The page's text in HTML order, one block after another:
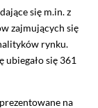
się m.in. z
zajmujących się
rynku.
się 361
na